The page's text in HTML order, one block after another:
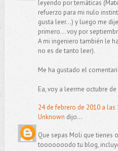
leyendo por temáticas
refuerzo para mi nulo
gusta leer...) y luego me
primero... voy por
A mi ingeniero también le
no es de tanto leer).
Me ha gustado el
Ea, voy a leerme octubre de
24 de febrero de 2010 a las
Unknown dijo...
Que sepas Moli que tienes
tooooooodo tu blog,